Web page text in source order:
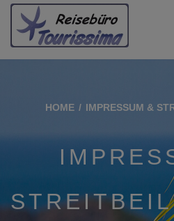
HOME IMPRESSUM &